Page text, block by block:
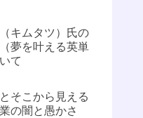
キムタツ）氏の
夢を叶える英単
て
そこから見える
の闇と愚かさ